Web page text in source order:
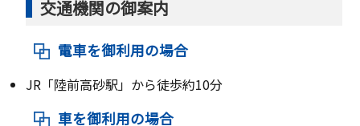
交通機関の御案内
電車を御利用の場合
JR「陸前高砂駅」から徒歩約10分
車を御利用の場合